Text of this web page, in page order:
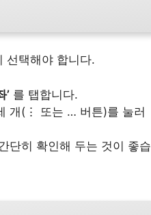
선택해야 합니다.
’ 를 탭합니다.
개(⋮ 또는 … 버튼)를 눌러
단히 확인해 두는 것이 좋습